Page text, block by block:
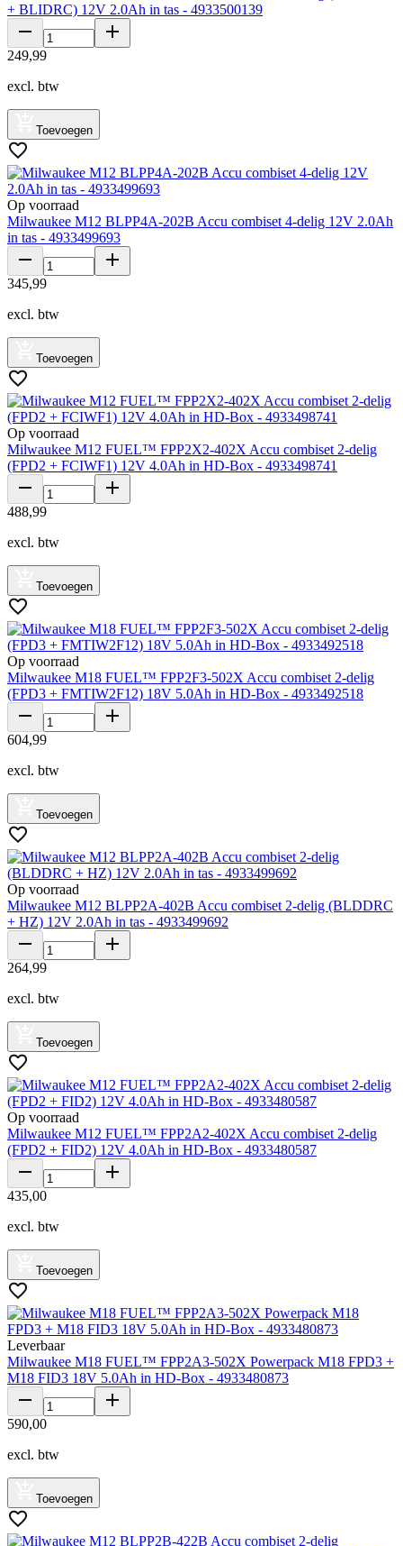
+ BLIDRC) 12V 2.0Ah in tas - 4933500139
249,99
excl. btw
Toevoegen
Op voorraad
Milwaukee M12 BLPP4A-202B Accu combiset 4-delig 12V 2.0Ah
in tas - 4933499693
345,99
excl. btw
Toevoegen
Op voorraad
Milwaukee M12 FUEL™ FPP2X2-402X Accu combiset 2-delig
(FPD2 + FCIWF1) 12V 4.0Ah in HD-Box - 4933498741
488,99
excl. btw
Toevoegen
Op voorraad
Milwaukee M18 FUEL™ FPP2F3-502X Accu combiset 2-delig
(FPD3 + FMTIW2F12) 18V 5.0Ah in HD-Box - 4933492518
604,99
excl. btw
Toevoegen
Op voorraad
Milwaukee M12 BLPP2A-402B Accu combiset 2-delig (BLDDRC
+ HZ) 12V 2.0Ah in tas - 4933499692
264,99
excl. btw
Toevoegen
Op voorraad
Milwaukee M12 FUEL™ FPP2A2-402X Accu combiset 2-delig
(FPD2 + FID2) 12V 4.0Ah in HD-Box - 4933480587
435,00
excl. btw
Toevoegen
Leverbaar
Milwaukee M18 FUEL™ FPP2A3-502X Powerpack M18 FPD3 +
M18 FID3 18V 5.0Ah in HD-Box - 4933480873
590,00
excl. btw
Toevoegen